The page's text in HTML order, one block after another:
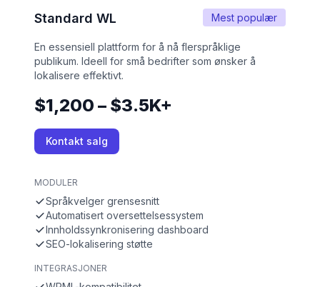
Mest populær
Standard WL
En essensiell plattform for å nå flerspråklige
publikum. Ideell for små bedrifter som ønsker å
lokalisere effektivt.
$1,200 – $3.5K+
Kontakt salg
MODULER
Språkvelger grensesnitt
Automatisert oversettelsessystem
Innholdssynkronisering dashboard
SEO-lokalisering støtte
INTEGRASJONER